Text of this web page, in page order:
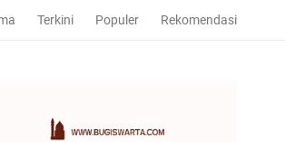
Terkini Populer Rekomendasi